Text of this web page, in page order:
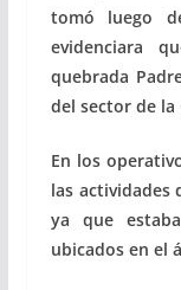
tomó luego
evidenciara
quebrada
del sector de la
En los
las actividades
ya que
ubicados en el